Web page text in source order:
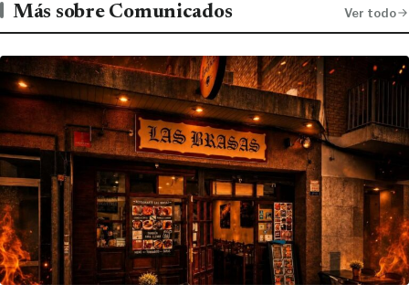
Más sobre Comunicados Ver todo